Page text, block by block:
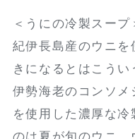
＜うにの冷製スープ
紀伊長島産のウニ
きになるとはこうい
伊勢海老のコンソ
を使用した濃厚な